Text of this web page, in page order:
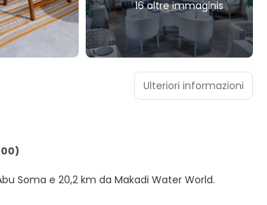
16 altre immaginis
Soma e 20,2 km da Makadi Water World.
Ulteriori informazioni